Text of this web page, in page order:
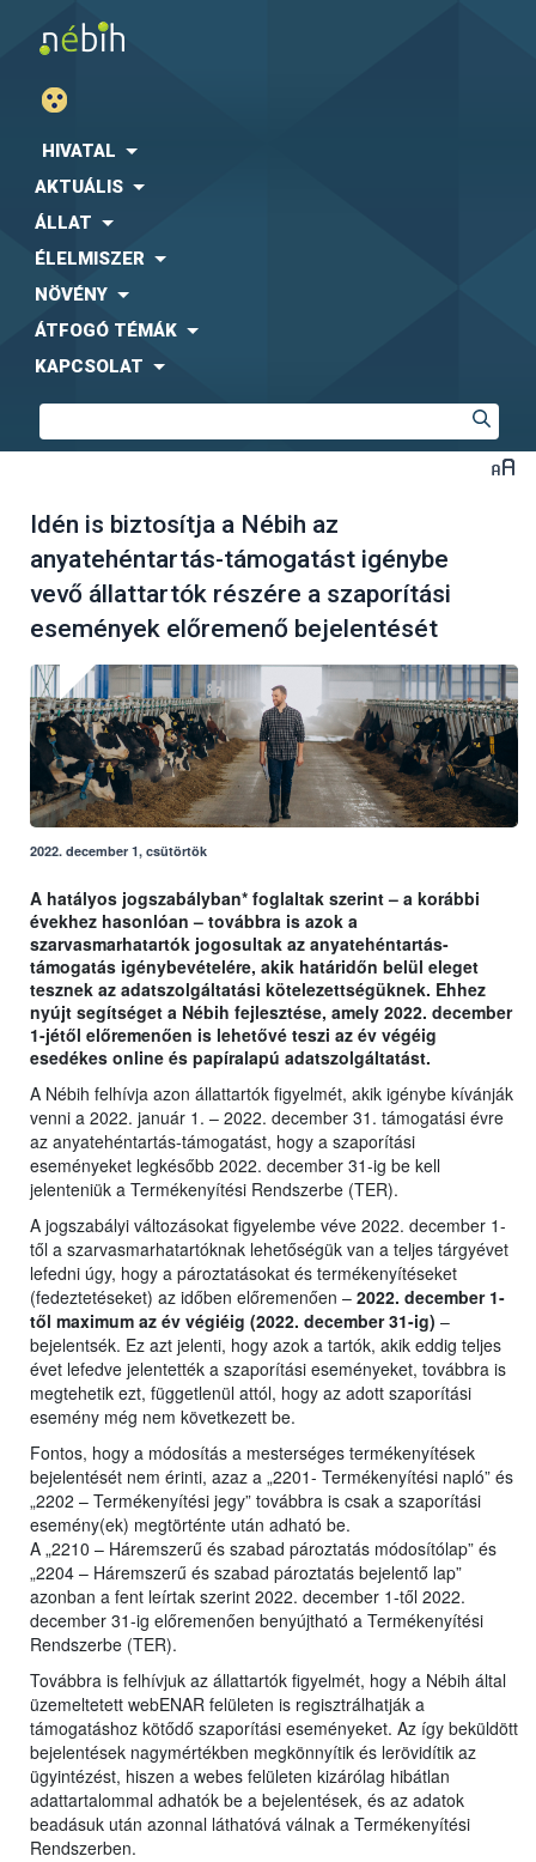
HIVATAL
AKTUÁLIS
ÁLLAT
ÉLELMISZER
NÖVÉNY
ÁTFOGÓ TÉMÁK
KAPCSOLAT
Idén is biztosítja a Nébih az
anyatehéntartás-támogatást igénybe
vevő állattartók részére a szaporítási
események előremenő bejelentését
2022. december 1, csütörtök
A hatályos jogszabályban* foglaltak szerint – a korábbi
évekhez hasonlóan – továbbra is azok a
szarvasmarhatartók jogosultak az anyatehéntartás-
támogatás igénybevételére, akik határidőn belül eleget
tesznek az adatszolgáltatási kötelezettségüknek. Ehhez
nyújt segítséget a Nébih fejlesztése, amely 2022. december
1-jétől előremenően is lehetővé teszi az év végéig
esedékes online és papíralapú adatszolgáltatást.
A Nébih felhívja azon állattartók figyelmét, akik igénybe kívánják
venni a 2022. január 1. – 2022. december 31. támogatási évre
az anyatehéntartás-támogatást, hogy a szaporítási
eseményeket legkésőbb 2022. december 31-ig be kell
jelenteniük a Termékenyítési Rendszerbe (TER).
A jogszabályi változásokat figyelembe véve 2022. december 1-
től a szarvasmarhatartóknak lehetőségük van a teljes tárgyévet
lefedni úgy, hogy a pároztatásokat és termékenyítéseket
(fedeztetéseket) az időben előremenően – 2022. december 1-
től maximum az év végiéig (2022. december 31-ig) –
bejelentsék. Ez azt jelenti, hogy azok a tartók, akik eddig teljes
évet lefedve jelentették a szaporítási eseményeket, továbbra is
megtehetik ezt, függetlenül attól, hogy az adott szaporítási
esemény még nem következett be.
Fontos, hogy a módosítás a mesterséges termékenyítések
bejelentését nem érinti, azaz a „2201- Termékenyítési napló” és
„2202 – Termékenyítési jegy” továbbra is csak a szaporítási
esemény(ek) megtörténte után adható be.
A „2210 – Háremszerű és szabad pároztatás módosítólap” és
„2204 – Háremszerű és szabad pároztatás bejelentő lap”
azonban a fent leírtak szerint 2022. december 1-től 2022.
december 31-ig előremenően benyújtható a Termékenyítési
Rendszerbe (TER).
Továbbra is felhívjuk az állattartók figyelmét, hogy a Nébih által
üzemeltetett webENAR felületen is regisztrálhatják a
támogatáshoz kötődő szaporítási eseményeket. Az így beküldött
bejelentések nagymértékben megkönnyítik és lerövidítik az
ügyintézést, hiszen a webes felületen kizárólag hibátlan
adattartalommal adhatók be a bejelentések, és az adatok
beadásuk után azonnal láthatóvá válnak a Termékenyítési
Rendszerben.